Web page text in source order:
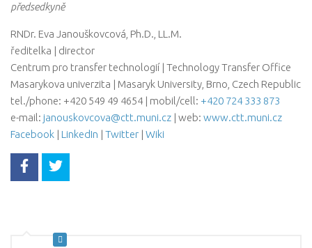
předsedkyně
RNDr. Eva Janouškovcová, Ph.D., LL.M.
ředitelka | director
Centrum pro transfer technologií | Technology Transfer Office
Masarykova univerzita | Masaryk University, Brno, Czech Republic
tel./phone: +420 549 49 4654 | mobil/cell: +420 724 333 873
e-mail: janouskovcova@ctt.muni.cz | web: www.ctt.muni.cz
Facebook | LinkedIn | Twitter | Wiki